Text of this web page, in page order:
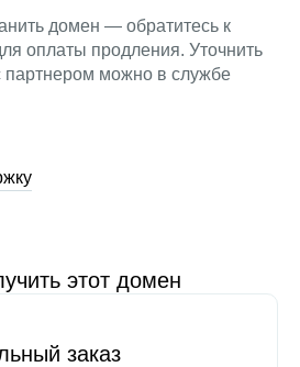
домен — обратитесь к
оплаты продления. Уточнить
партнером можно в службе
этот домен
заказ